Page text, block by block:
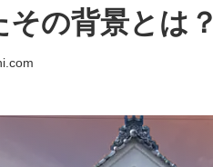
の背景とは？